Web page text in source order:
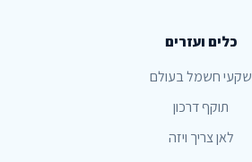
כלים ועזרים
שקעי חשמל בעולם
תוקף דרכון
לאן צריך ויזה